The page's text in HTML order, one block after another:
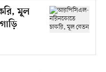
মূল